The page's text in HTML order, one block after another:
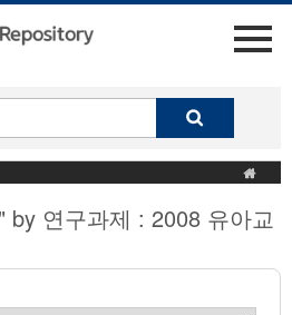
by 연구과제 : 2008 유아교